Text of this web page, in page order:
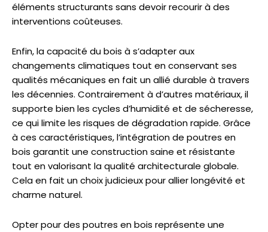
éléments structurants sans devoir recourir à des
interventions coûteuses.
Enfin, la capacité du bois à s’adapter aux
changements climatiques tout en conservant ses
qualités mécaniques en fait un allié durable à travers
les décennies. Contrairement à d’autres matériaux, il
supporte bien les cycles d’humidité et de sécheresse,
ce qui limite les risques de dégradation rapide. Grâce
à ces caractéristiques, l’intégration de poutres en
bois garantit une construction saine et résistante
tout en valorisant la qualité architecturale globale.
Cela en fait un choix judicieux pour allier longévité et
charme naturel.
Opter pour des poutres en bois représente une